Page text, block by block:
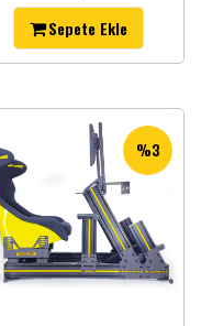
Sepete Ekle
%3